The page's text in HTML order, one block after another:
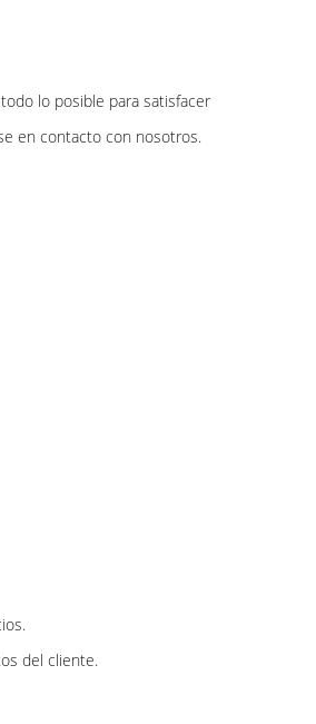
lo posible para satisfacer
en contacto con nosotros.
del cliente.